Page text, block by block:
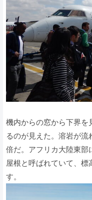
機内からの窓から下界を
るのが見えた。溶岩が流
倍だ。アフリカ大陸東部
屋根と呼ばれていて、標
す。